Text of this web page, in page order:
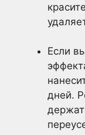
Если
дней.